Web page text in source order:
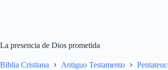
La presencia de Dios prometida
Biblia Cristiana Antiguo Testamento